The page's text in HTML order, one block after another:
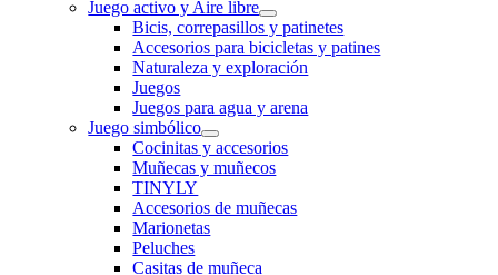
Juego activo y Aire libre
Bicis, correpasillos y patinetes
Accesorios para bicicletas y patines
Naturaleza y exploración
Juegos
Juegos para agua y arena
Juego simbólico
Cocinitas y accesorios
Muñecas y muñecos
TINYLY
Accesorios de muñecas
Marionetas
Peluches
Casitas de muñeca